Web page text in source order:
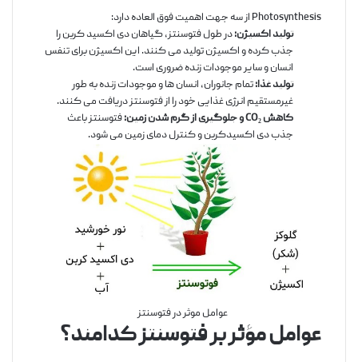
Photosynthesis از سه جهت اهمیت فوق العاده دارد:
تولید اکسیژن:در طول فتوسنتز، گیاهان دی اکسید کربن را
جذب کرده و اکسیژن تولید می کنند. این اکسیژن برای تنفس
انسان و سایر موجودات زنده ضروری است.
تولید غذا:تمام جانوران، انسان ها و موجودات زنده به طور
غیرمستقیم انرژی غذایی خود را از فتوسنتز دریافت می کنند.
کاهش CO₂ و جلوگیری از گرم شدن زمین:
فتوسنتز باعث
جذب دی اکسیدکربن و کنترل دمای زمین می شود.
عوامل موثر در فتوسنتز
عوامل مؤثر بر فتوسنتز کدامند؟